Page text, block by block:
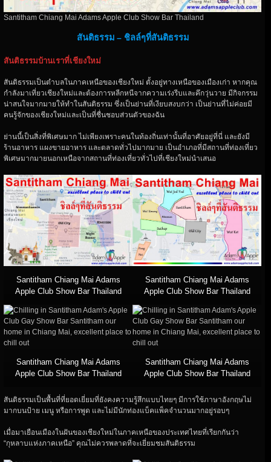
Santitham Chiang Mai Adams Apple Club Show Bar Thailand
สันติธรรม – ชิลล์​ๆที่สันติ​ธรรม​
สันติธรรมบ้านเราที่เชียงใหม่
สันติธรรมเป็นตำบลในภาคเหนือของเชียงใหม่ ตั้งอยู่ทางเหนือของเมืองเก่า หากคุณ
กำลังมาเที่ยวเชียงใหม่และต้องการหลีกหนีจากความเร่งรีบและคึกวุ่นวาย มีกิจกรรม
น่าสนใจมากมายให้ทำในสันติธรรม ซึ่งเป็นย่านที่เงียบสงบกว่า เป็นย่านที่ไม่ค่อยมี
คนรู้จักของเชียงใหม่และเป็นที่ชื่นชอบส่วนตัวของฉัน
ย่านนี้เป็นสิ่งที่พิเศษมาก ไม่เพียงเพราะคนในท้องถิ่นเท่านั้นที่อาศัยอยู่ที่นี่ และยังมี
ร้านอาหาร แผงขายอาหาร และตลาดทั่วไปมากมาย เป็นอำเภอที่มีสถานที่ท่องเที่ยว
พิเศษมากมายนอกเหนือจากสถานที่ท่องเที่ยวทั่วไปที่เชียงใหม่นำเสนอ
Santitham Chiang Mai Adams
Apple Club Show Bar Thailand
Santitham Chiang Mai Adams
Apple Club Show Bar Thailand
Santitham Chiang Mai Adams
Apple Club Show Bar Thailand
Santitham Chiang Mai Adams
Apple Club Show Bar Thailand
สันติธรรมเป็นพื้นที่ที่ยอดเยี่ยมที่ยังคงความรู้สึกแบบไทยๆ มีการใช้ภาษาอังกฤษไม่
มากบนป้าย เมนู หรือการพูด และไม่มีนักท่องแบ็คแพ็คจำนวนมากอยู่รอบๆ
เมื่อมาเยือนเมืองในฝันของเชียงใหม่ในภาคเหนือของประเทศไทยที่เรียกกันว่า
“กุหลาบแห่งภาคเหนือ” คุณไม่ควรพลาดที่จะเยี่ยมชมสันติธรรม